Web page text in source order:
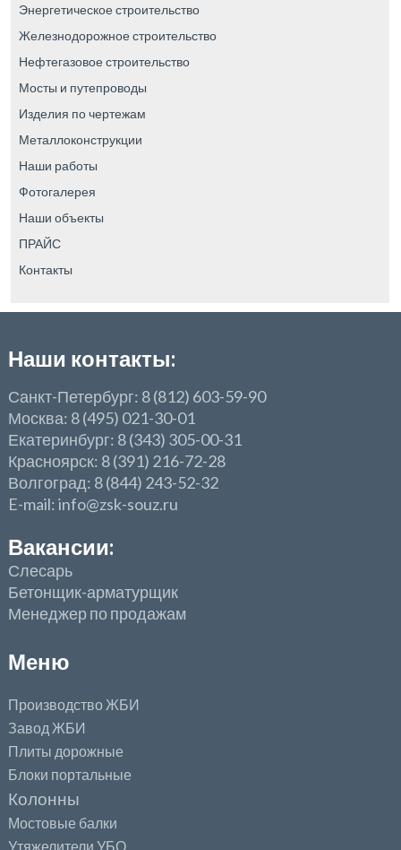
Энергетическое строительство
Железнодорожное строительство
Нефтегазовое строительство
Мосты и путепроводы
Изделия по чертежам
Металлоконструкции
Наши работы
Фотогалерея
Наши объекты
ПРАЙС
Контакты
Наши контакты:
Санкт-Петербург: 8 (812) 603-59-90
Москва: 8 (495) 021-30-01
Екатеринбург: 8 (343) 305-00-31
Красноярск: 8 (391) 216-72-28
Волгоград: 8 (844) 243-52-32
E-mail: info@zsk-souz.ru
Вакансии:
Слесарь
Бетонщик-арматурщик
Менеджер по продажам
Меню
Производство ЖБИ
Завод ЖБИ
Плиты дорожные
Блоки портальные
Колонны
Мостовые балки
Утяжелители УБО